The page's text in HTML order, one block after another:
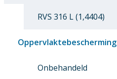
RVS 316 L (1,4404)
Oppervlaktebescherming
Onbehandeld